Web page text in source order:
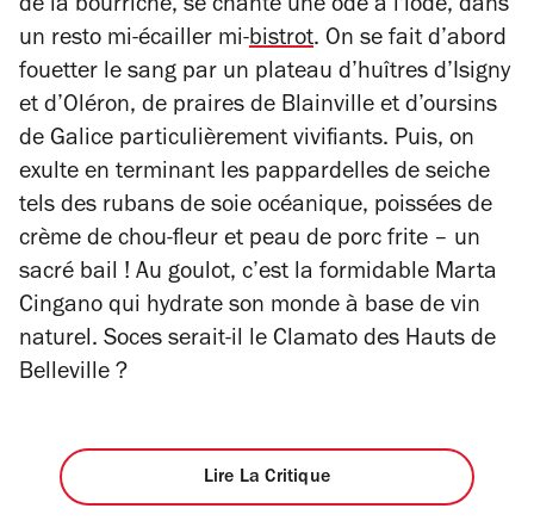
de la bourriche, se chante une ode à l'iode, dans
un resto mi-écailler mi-bistrot. On se fait d’abord
fouetter le sang par un plateau d’huîtres d’Isigny
et d’Oléron, de praires de Blainville et d’oursins
de Galice particulièrement vivifiants. Puis, on
exulte en terminant les pappardelles de seiche
tels des rubans de soie océanique, poissées de
crème de chou-fleur et peau de porc frite – un
sacré bail ! Au goulot, c’est la formidable Marta
Cingano qui hydrate son monde à base de vin
naturel. Soces serait-il le Clamato des Hauts de
Belleville ?
Lire La Critique